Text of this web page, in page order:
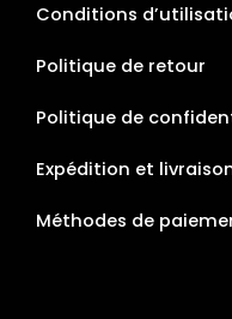
Conditions
Politique de retour
Politique de
Expédition et
Méthodes de